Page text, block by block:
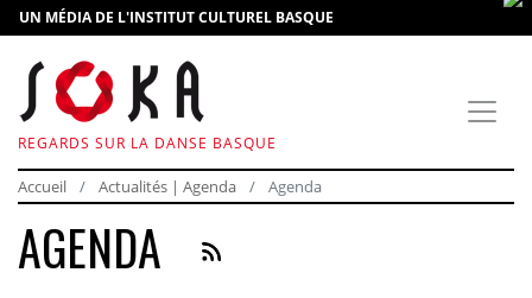
UN MÉDIA DE L'INSTITUT CULTUREL BASQUE
REGARDS SUR LA DANSE BASQUE
Accueil Actualités | Agenda Agenda
AGENDA